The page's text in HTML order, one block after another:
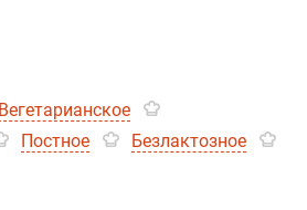
Вегетарианское
Постное
Безлактозное